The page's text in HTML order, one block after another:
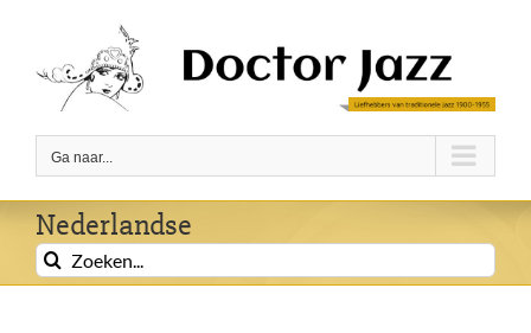
inhoud
Ga naar...
Nederlandse
Zoeken
naar: